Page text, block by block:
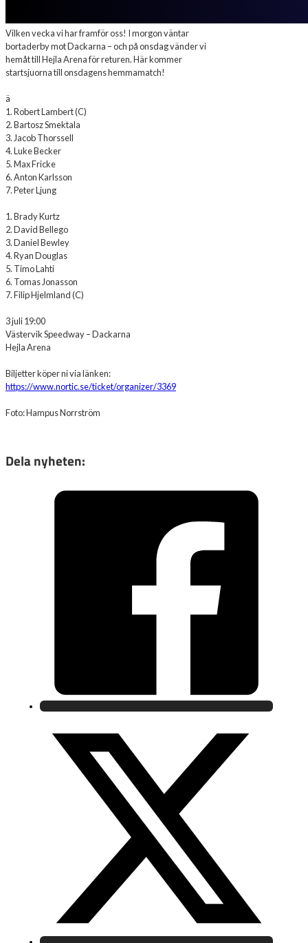
Vilken vecka vi har framför oss! I morgon väntar
bortaderby mot Dackarna – och på onsdag vänder vi
hemåt till Hejla Arena för returen. Här kommer
startsjuorna till onsdagens hemmamatch!
ä
1. Robert Lambert (C)
2. Bartosz Smektala
3. Jacob Thorssell
4. Luke Becker
5. Max Fricke
6. Anton Karlsson
7. Peter Ljung
1. Brady Kurtz
2. David Bellego
3. Daniel Bewley
4. Ryan Douglas
5. Timo Lahti
6. Tomas Jonasson
7. Filip Hjelmland (C)
3 juli 19:00
Västervik Speedway – Dackarna
Hejla Arena
Biljetter köper ni via länken:
https://www.nortic.se/ticket/organizer/3369
Foto: Hampus Norrström
Dela nyheten: